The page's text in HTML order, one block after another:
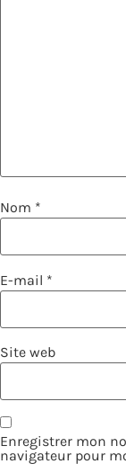
Nom *
E-mail *
Site web
Enregistrer mon
navigateur pour